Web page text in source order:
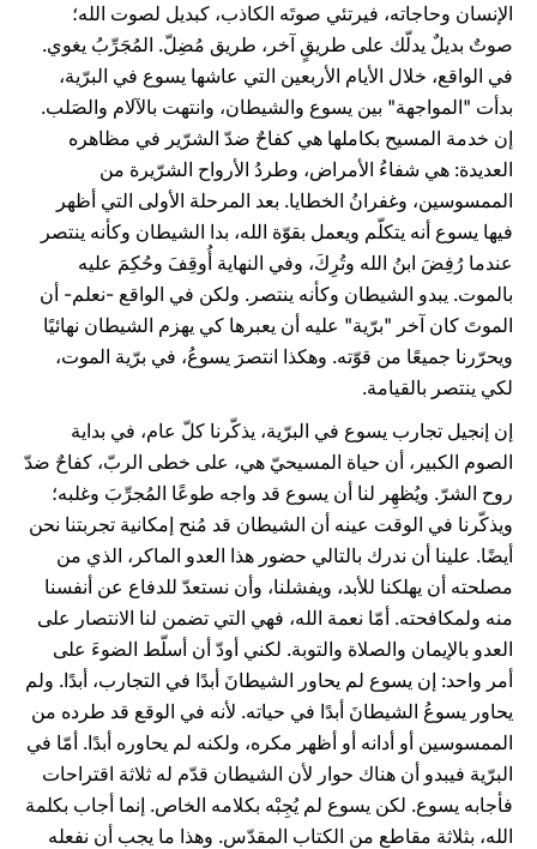
الإنسان وحاجاته، فيرتئي صوتَه الكاذب، كبديل لصوت الله؛
صوتٌ بديلٌ يدلّك على طريقٍ آخر، طريق مُضِلّ. المُجَرِّبُ يغوي.
في الواقع، خلال الأيام الأربعين التي عاشها يسوع في البرّية،
بدأت "المواجهة" بين يسوع والشيطان، وانتهت بالآلام والصَلب.
إن خدمة المسيح بكاملها هي كفاحٌ ضدّ الشرّير في مظاهره
العديدة: هي شفاءُ الأمراض، وطردُ الأرواح الشرّيرة من
الممسوسين، وغفرانُ الخطايا. بعد المرحلة الأولى التي أظهر
فيها يسوع أنه يتكلّم ويعمل بقوّة الله، بدا الشيطان وكأنه ينتصر
عندما رُفِضَ ابنُ الله وتُرِكَ، وفي النهاية أُوقِفَ وحُكِمَ عليه
بالموت. يبدو الشيطان وكأنه ينتصر. ولكن في الواقع -نعلم- أن
الموتَ كان آخر "برّية" عليه أن يعبرها كي يهزم الشيطان نهائيًا
ويحرّرنا جميعًا من قوّته. وهكذا انتصرَ يسوعُ، في برّية الموت،
لكي ينتصر بالقيامة.
إن إنجيل تجارب يسوع في البرّية، يذكّرنا كلّ عام، في بداية
الصوم الكبير، أن حياة المسيحيّ هي، على خطى الربّ، كفاحٌ ضدّ
روح الشرّ. ويُظهِر لنا أن يسوع قد واجه طوعًا المُجرِّبَ وغلبه؛
ويذكّرنا في الوقت عينه أن الشيطان قد مُنح إمكانية تجربتنا نحن
أيضًا. علينا أن ندرك بالتالي حضور هذا العدو الماكر، الذي من
مصلحته أن يهلكنا للأبد، ويفشلنا، وأن نستعدّ للدفاع عن أنفسنا
منه ولمكافحته. أمّا نعمة الله، فهي التي تضمن لنا الانتصار على
العدو بالإيمان والصلاة والتوبة. لكني أودّ أن أسلّط الضوءَ على
أمر واحد: إن يسوع لم يحاور الشيطانَ أبدًا في التجارب، أبدًا. ولم
يحاور يسوعُ الشيطانَ أبدًا في حياته. لأنه في الوقع قد طرده من
الممسوسين أو أدانه أو أظهر مكره، ولكنه لم يحاوره أبدًا. أمّا في
البرّية فيبدو أن هناك حوار لأن الشيطان قدّم له ثلاثة اقتراحات
فأجابه يسوع. لكن يسوع لم يُجِبْه بكلامه الخاص. إنما أجاب بكلمة
الله، بثلاثة مقاطع من الكتاب المقدّس. وهذا ما يجب أن نفعله